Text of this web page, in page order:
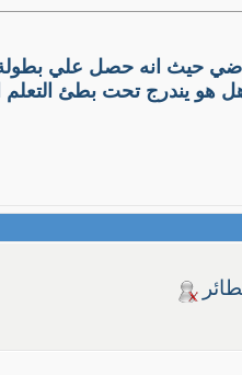
بطل رياضي حيث انه حصل
هو يندرج تحت بطئ